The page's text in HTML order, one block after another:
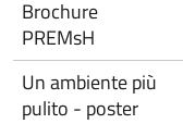
Brochure
PREMsH
Un ambiente più
pulito - poster